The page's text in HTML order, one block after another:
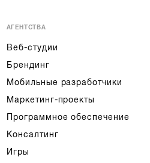
АГЕНТСТВА
Веб-студии
Брендинг
Мобильные разработчики
Маркетинг-проекты
Программное обеспечение
Консалтинг
Игры